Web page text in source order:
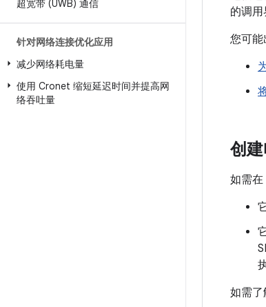
超宽带 (UWB) 通信
针对网络连接优化应用
减少网络耗电量
使用 Cronet 缩短延迟时间并提高网
络吞吐量
的调用
您可能
创
如需
如需了